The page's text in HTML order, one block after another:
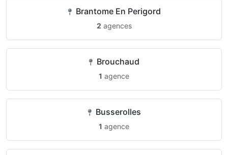
Brantome En Perigord
2 agences
Brouchaud
1 agence
Busserolles
1 agence